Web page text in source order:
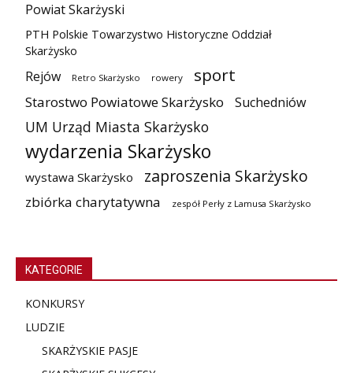
Powiat Skarżyski
PTH Polskie Towarzystwo Historyczne Oddział
Skarżysko
Rejów Retro Skarżysko rowery sport
Starostwo Powiatowe Skarżysko Suchedniów
UM Urząd Miasta Skarżysko
wydarzenia Skarżysko
wystawa Skarżysko zaproszenia Skarżysko
zbiórka charytatywna zespół Perły z Lamusa Skarżysko
KATEGORIE
KONKURSY
LUDZIE
SKARŻYSKIE PASJE